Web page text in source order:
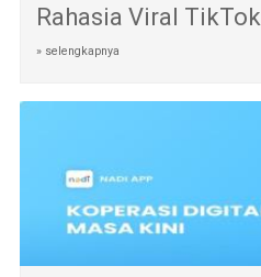
Rahasia Viral TikTok
» selengkapnya